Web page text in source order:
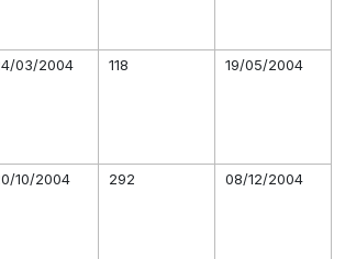
03/2004 118 19/05/2004
10/2004 292 08/12/2004